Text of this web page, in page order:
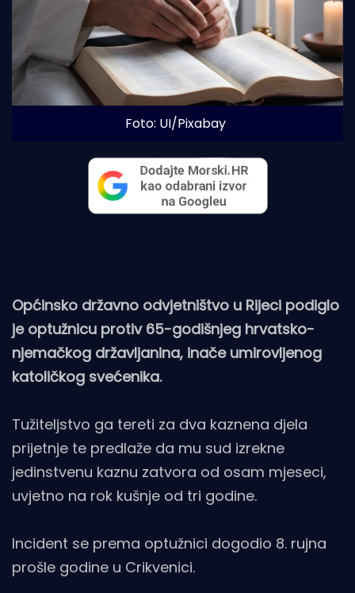
Foto: UI/Pixabay
Općinsko državno odvjetništvo u Rijeci podiglo
je optužnicu protiv 65-godišnjeg hrvatsko-
njemačkog državljanina, inače umirovljenog
katoličkog svećenika.
Tužiteljstvo ga tereti za dva kaznena djela
prijetnje te predlaže da mu sud izrekne
jedinstvenu kaznu zatvora od osam mjeseci,
uvjetno na rok kušnje od tri godine.
Incident se prema optužnici dogodio 8. rujna
prošle godine u Crikvenici.